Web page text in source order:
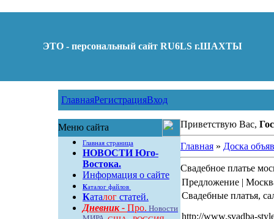
ЭТО - персональный сайт RU6LS г.ШАХТЫ
ГлавнаяРегистрацияВход
Меню сайта
Главная страница
НОВОСТИ Юго-
Востока.
Информация о сайте
Каталог файлов
Каталогстатей.
Дневник - Про. Новости
Приветствую Вас,
Главная» Доска
Свадебное платье
Предложение |
Свадебные платья,
http://www.svadba-